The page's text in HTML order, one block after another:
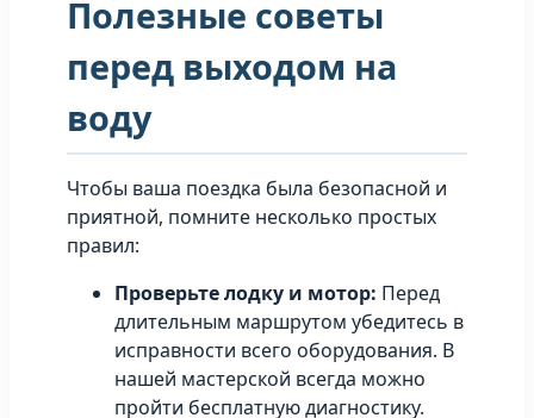
Полезные советы
перед выходом на
воду
Чтобы ваша поездка была безопасной и
приятной, помните несколько простых
правил:
Проверьте лодку и мотор: Перед
длительным маршрутом убедитесь в
исправности всего оборудования. В
нашей мастерской всегда можно
пройти бесплатную диагностику.